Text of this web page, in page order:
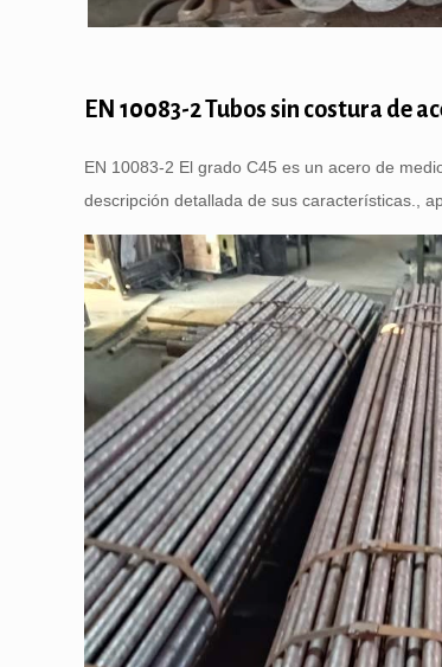
EN 10083-2 Tubos sin costura de
EN 10083-2 El grado C45 es un acero de
descripción detallada de sus características.,